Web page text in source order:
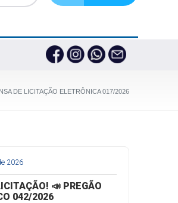
DE LICITAÇÃO ELETRÔNICA 017/2026
2026
📣 PREGÃO
042/2026